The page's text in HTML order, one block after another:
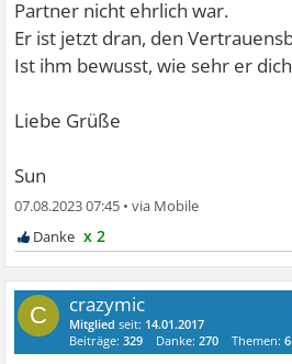
Partner nicht ehrlich war.
Er ist jetzt dran, den
Ist ihm bewusst, wie sehr er
Liebe Grüße
Sun
07.08.2023 07:45 •
x 2
C crazymic
Mitglied seit: 14.01.2017
Beiträge:329 Danke:270 Themen:6